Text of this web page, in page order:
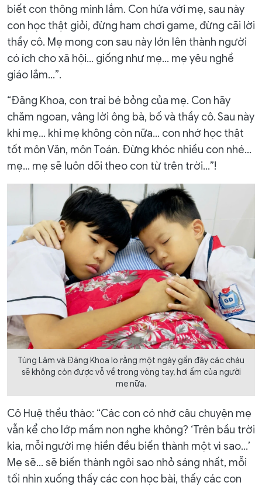
biết con thông minh lắm. Con hứa với mẹ, sau này
con học thật giỏi, đừng ham chơi game, đừng cãi lời
thầy cô. Mẹ mong con sau này lớn lên thành người
có ích cho xã hội… giống như mẹ… mẹ yêu nghề
giáo lắm…”.
“Đăng Khoa, con trai bé bỏng của mẹ. Con hãy
chăm ngoan, vâng lời ông bà, bố và thầy cô. Sau này
khi mẹ… khi mẹ không còn nữa… con nhớ học thật
tốt môn Văn, môn Toán. Đừng khóc nhiều con nhé…
mẹ… mẹ sẽ luôn dõi theo con từ trên trời…”!
Tùng Lâm và Đăng Khoa lo rằng một ngày gần đây các cháu
sẽ không còn được vỗ về trong vòng tay, hơi ấm của người
mẹ nữa.
Cô Huệ thều thào: “Các con có nhớ câu chuyện mẹ
vẫn kể cho lớp mầm non nghe không? ‘Trên bầu trời
kia, mỗi người mẹ hiền đều biến thành một vì sao…’
Mẹ sẽ… sẽ biến thành ngôi sao nhỏ sáng nhất, mỗi
tối nhìn xuống thấy các con học bài, thấy các con